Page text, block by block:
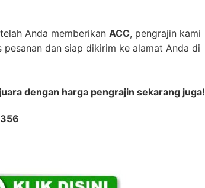
Anda memberikan ACC, pengrajin kami
pesanan dan siap dikirim ke alamat Anda di
dengan harga pengrajin sekarang juga!